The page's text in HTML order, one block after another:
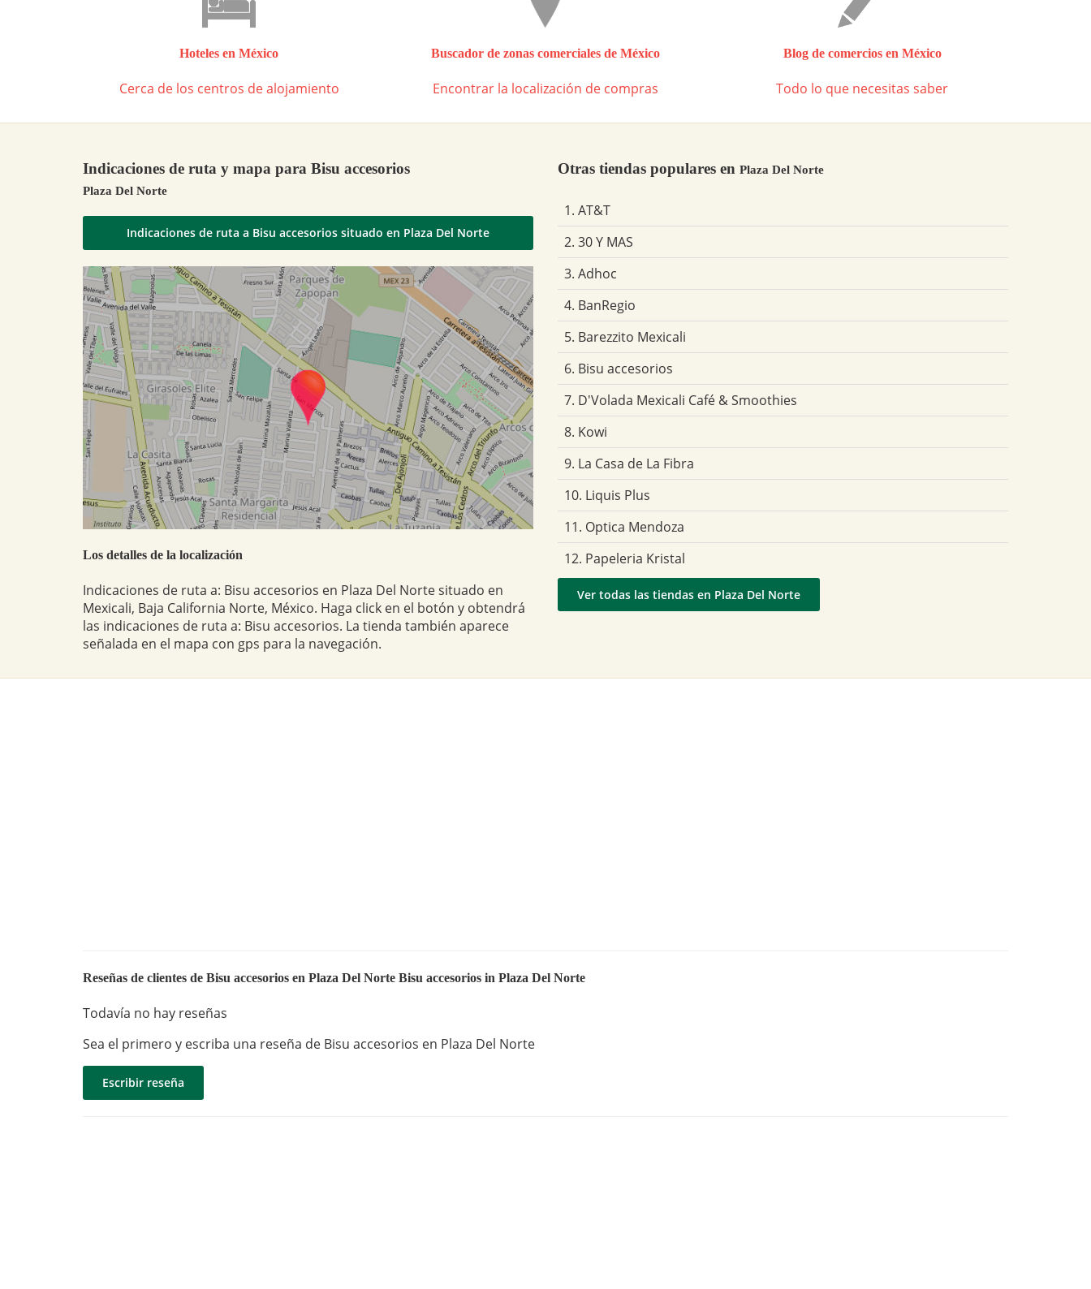
Hoteles en México
Cerca de los centros de alojamiento
Buscador de zonas comerciales de México
Encontrar la localización de compras
Blog de comercios en México
Todo lo que necesitas saber
Indicaciones de ruta y mapa para Bisu accesorios
Plaza Del Norte
Indicaciones de ruta a Bisu accesorios situado en Plaza Del Norte
Los detalles de la localización
Indicaciones de ruta a: Bisu accesorios en Plaza Del Norte situado en
Mexicali, Baja California Norte, México. Haga click en el botón y obtendrá
las indicaciones de ruta a: Bisu accesorios. La tienda también aparece
señalada en el mapa con gps para la navegación.
Otras tiendas populares en Plaza Del Norte
1. AT&T
2. 30 Y MAS
3. Adhoc
4. BanRegio
5. Barezzito Mexicali
6. Bisu accesorios
7. D'Volada Mexicali Café & Smoothies
8. Kowi
9. La Casa de La Fibra
10. Liquis Plus
11. Optica Mendoza
12. Papeleria Kristal
Ver todas las tiendas en Plaza Del Norte
Reseñas de clientes de Bisu accesorios en Plaza Del Norte Bisu accesorios in Plaza Del Norte
Todavía no hay reseñas
Sea el primero y escriba una reseña de Bisu accesorios en Plaza Del Norte
Escribir reseña